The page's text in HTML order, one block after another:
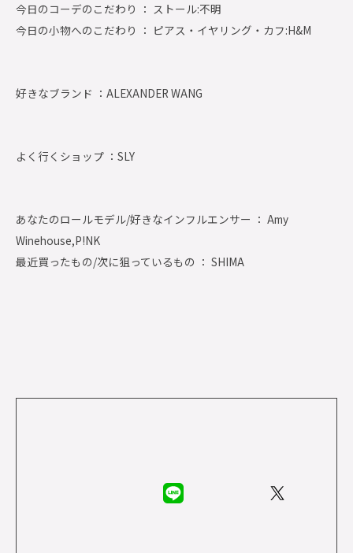
今日のコーデのこだわり ： ストール:不明
今日の小物へのこだわり ： ピアス・イヤリング・カフ:H&M
好きなブランド ： ALEXANDER WANG
よく行くショップ ： SLY
あなたのロールモデル/好きなインフルエンサー ： Amy
Winehouse,P!NK
最近買ったもの/次に狙っているもの ： SHIMA